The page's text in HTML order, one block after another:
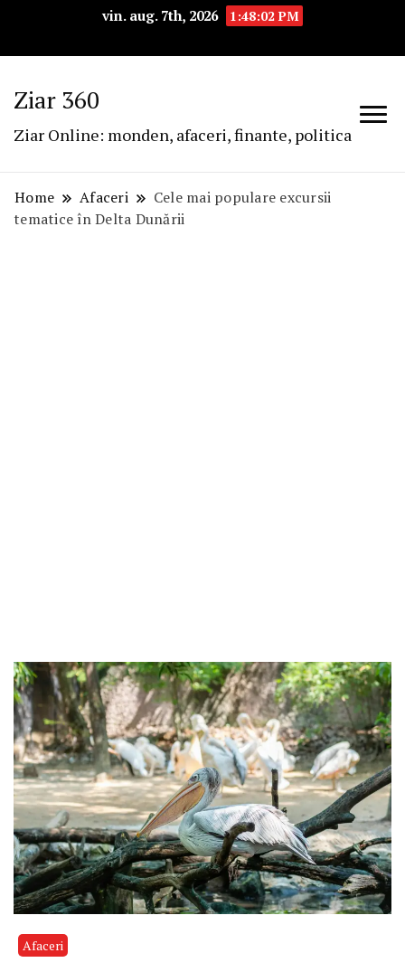
vin. aug. 7th, 2026 1:48:03 PM
Ziar 360
Ziar Online: monden, afaceri, finante, politica
Home Afaceri
Cele mai populare excursii
tematice în Delta Dunării
Afaceri